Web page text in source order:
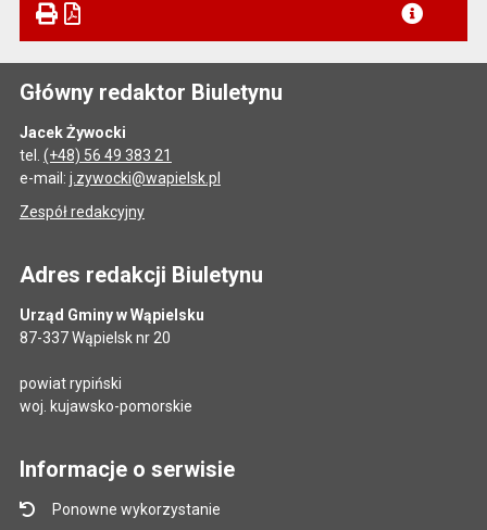
Główny redaktor Biuletynu
Jacek Żywocki
tel. (+48) 56 49 383 21
e-mail: j.zywocki@wapielsk.pl
Zespół redakcyjny
Adres redakcji Biuletynu
Urząd Gminy w Wąpielsku
87-337 Wąpielsk nr 20
powiat rypiński
woj. kujawsko-pomorskie
Informacje o serwisie
Ponowne wykorzystanie